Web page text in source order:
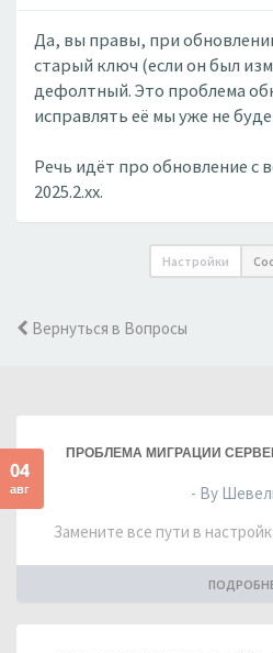
Да, вы правы, при
старый ключ (если он был
дефолтный. Это проблема
исправлять её мы уже не
Речь идёт про обновление с
2025.2.xx.
Настройки
Вернуться в Вопросы
04
авг
ПРОБЛЕМА МИГРАЦИИ
- By
Замените все пути в